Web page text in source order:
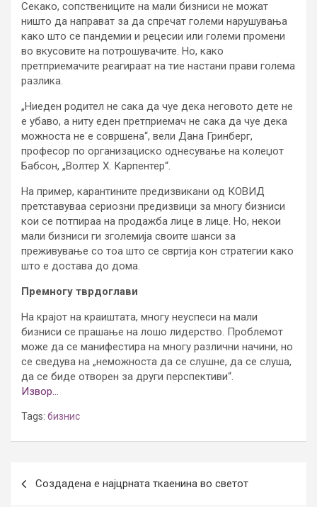
Секако, сопствениците на мали бизниси не можат
ништо да направат за да спречат големи нарушувања
како што се пандемии и рецесии или големи промени
во вкусовите на потрошувачите. Но, како
претприемачите реагираат на тие настани прави голема
разлика.
„Ниеден родител не сака да чуе дека неговото дете не
е убаво, а ниту еден претприемач не сака да чуе дека
можноста не е совршена“, вели Дана Гринберг,
професор по организациско однесување на колеџот
Бабсон, „Волтер Х. Карпентер“.
На пример, карантините предизвикани од КОВИД
претставуваа сериозни предизвици за многу бизниси
кои се потпираа на продажба лице в лице. Но, некои
мали бизниси ги зголемија своите шанси за
преживување со тоа што се свртија кон стратегии како
што е достава до дома.
Премногу тврдоглави
На крајот на краиштата, многу неуспеси на мали
бизниси се прашање на лошо лидерство. Проблемот
може да се манифестира на многу различни начини, но
се сведува на „неможноста да се слушне, да се слуша,
да се биде отворен за други перспективи“.
Извор…
Tags: бизнис
navigation
Создадена е најцрната ткаенина во светот